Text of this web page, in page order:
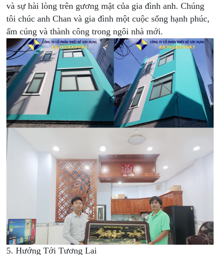
và sự hài lòng trên gương mặt của gia đình anh. Chúng
tôi chúc anh Chan và gia đình một cuộc sống hạnh phúc,
ấm cúng và thành công trong ngôi nhà mới.
5. Hướng Tới Tương Lai